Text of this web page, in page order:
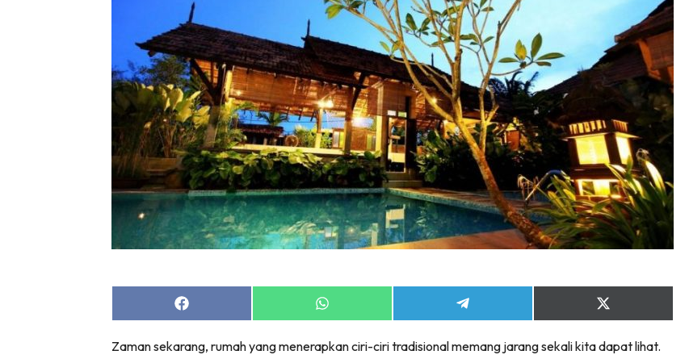
Buletin
Bilik Air
Bilik Tidur
Ruang Makan
Ruang Tamu
Direktori
Interior Design
Landskap
DIY
Bilik Air
Bilik Air
Share
on
Share
on
Share
on
Share
on
(Twitter)
Zaman sekarang, rumah yang menerapkan ciri-ciri tradisional memang jarang sekali kita dapat lihat.